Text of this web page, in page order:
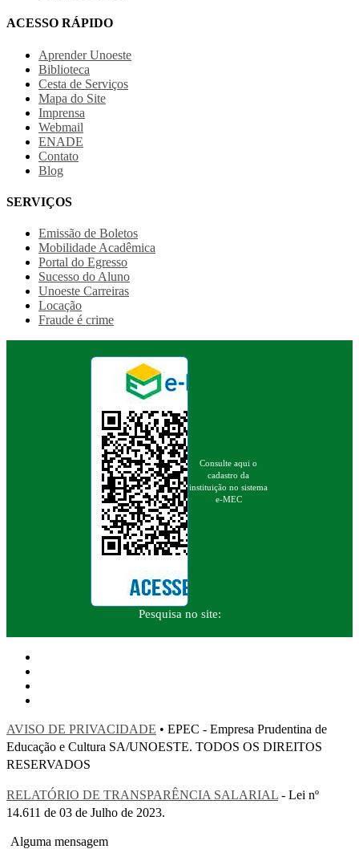
ACESSO RÁPIDO
Aprender Unoeste
Biblioteca
Cesta de Serviços
Mapa do Site
Imprensa
Webmail
ENADE
Contato
Blog
SERVIÇOS
Emissão de Boletos
Mobilidade Acadêmica
Portal do Egresso
Sucesso do Aluno
Unoeste Carreiras
Locação
Fraude é crime
Consulte aqui o
cadastro da
instituição no sistema
e-MEC
Pesquisa no site:
AVISO DE PRIVACIDADE • EPEC - Empresa Prudentina de
Educação e Cultura SA/UNOESTE. TODOS OS DIREITOS
RESERVADOS
RELATÓRIO DE TRANSPARÊNCIA SALARIAL - Lei nº
14.611 de 03 de Julho de 2023.
Alguma mensagem